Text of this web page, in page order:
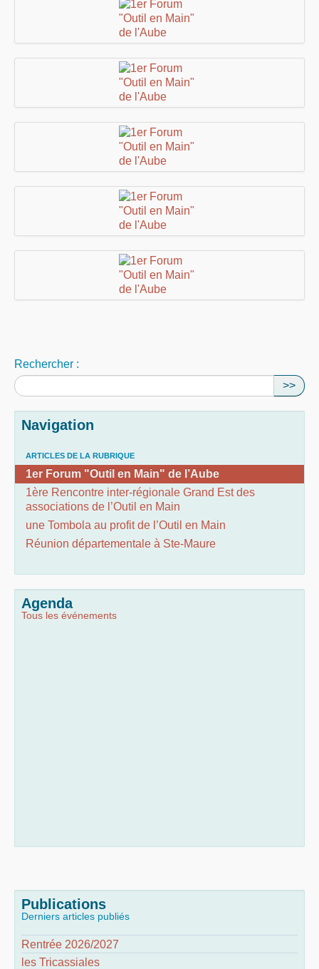
Rechercher :
>>
Navigation
ARTICLES DE LA RUBRIQUE
1er Forum "Outil en Main" de l’Aube
1ère Rencontre inter-régionale Grand Est des
associations de l’Outil en Main
une Tombola au profit de l’Outil en Main
Réunion départementale à Ste-Maure
Agenda
Tous les événements
Publications
Derniers articles publiés
Rentrée 2026/2027
les Tricassiales